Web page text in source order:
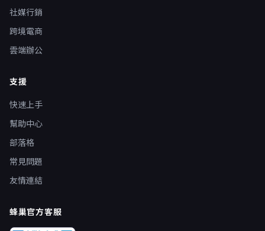
社媒行銷
跨境電商
雲端辦公
支援
快速上手
幫助中心
部落格
常見問題
友情連結
蜂巢官方客服